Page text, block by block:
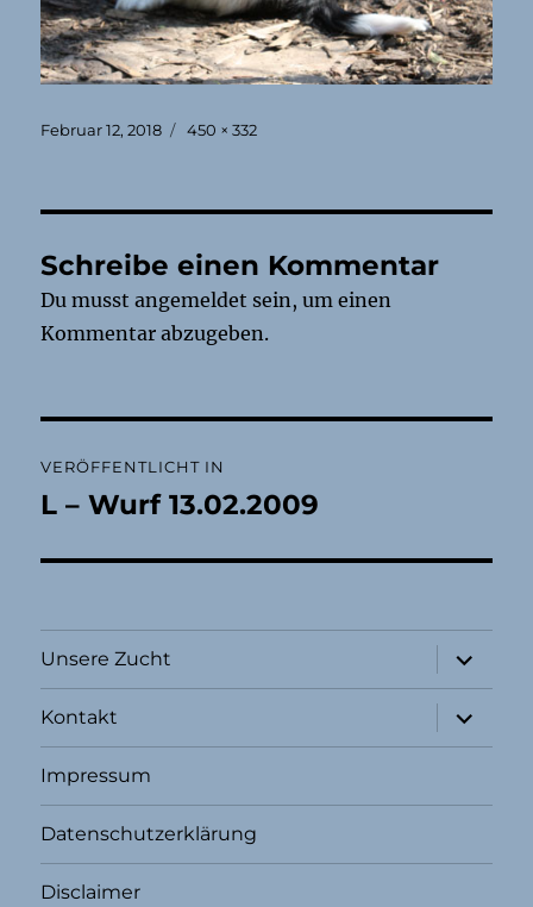
Veröffentlicht
Februar 12, 2018 Originalgröße
450 × 332
Schreibe einen Kommentar
Du musstangemeldet sein, um einen
Kommentar abzugeben.
VERÖFFENTLICHT IN
L – Wurf 13.02.2009
Unsere Zucht
öffnen
Kontakt
öffnen
Impressum
Datenschutzerklärung
Disclaimer